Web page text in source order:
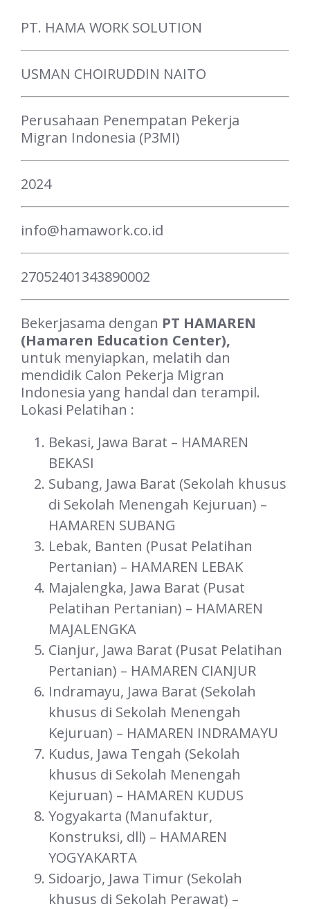
PT. HAMA WORK SOLUTION
USMAN CHOIRUDDIN NAITO
Perusahaan Penempatan Pekerja
Migran Indonesia (P3MI)
2024
info@hamawork.co.id
27052401343890002
Bekerjasama dengan PT HAMAREN
(Hamaren Education Center),
untuk menyiapkan, melatih dan
mendidik Calon Pekerja Migran
Indonesia yang handal dan terampil.
Lokasi Pelatihan :
Bekasi, Jawa Barat – HAMAREN
BEKASI
Subang, Jawa Barat (Sekolah khusus
di Sekolah Menengah Kejuruan) –
HAMAREN SUBANG
Lebak, Banten (Pusat Pelatihan
Pertanian) – HAMAREN LEBAK
Majalengka, Jawa Barat (Pusat
Pelatihan Pertanian) – HAMAREN
MAJALENGKA
Cianjur, Jawa Barat (Pusat Pelatihan
Pertanian) – HAMAREN CIANJUR
Indramayu, Jawa Barat (Sekolah
khusus di Sekolah Menengah
Kejuruan) – HAMAREN INDRAMAYU
Kudus, Jawa Tengah (Sekolah
khusus di Sekolah Menengah
Kejuruan) – HAMAREN KUDUS
Yogyakarta (Manufaktur,
Konstruksi, dll) – HAMAREN
YOGYAKARTA
Sidoarjo, Jawa Timur (Sekolah
khusus di Sekolah Perawat) –